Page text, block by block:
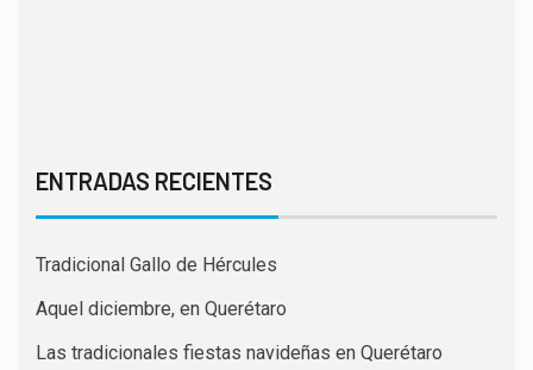
ENTRADAS RECIENTES
Tradicional Gallo de Hércules
Aquel diciembre, en Querétaro
Las tradicionales fiestas navideñas en Querétaro